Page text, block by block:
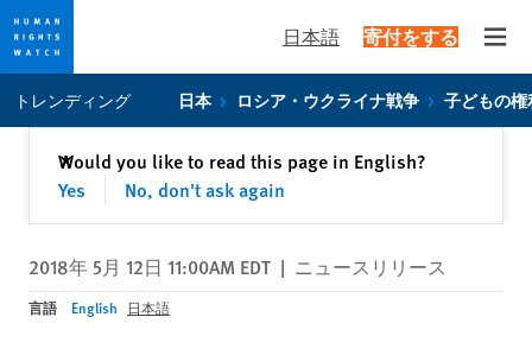
privacy
content
日本語 寄付をする
トレンディング 日本 ロシア・ウクライナ戦争 子どもの権
Would you like to read this page in English?
Yes
No, don't ask again
✕閉じる
2018年 5月 12日 11:00AM EDT | ニュースリリース
言語 English 日本語